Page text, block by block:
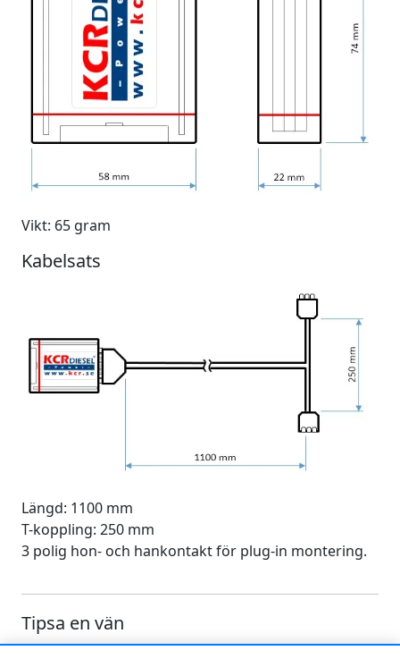
Vikt: 65 gram
Kabelsats
Längd: 1100 mm
T-koppling: 250 mm
3 polig hon- och hankontakt för plug-in montering.
Tipsa en vän
Skicka ett e-mail och tipsa en vän om denna produkt